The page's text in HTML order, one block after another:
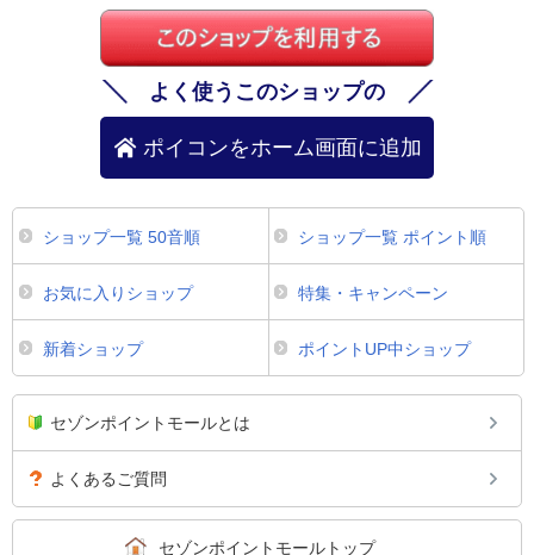
よく使うこのショップの
ポイコンをホーム画面に追加
ショップ一覧 50音順 ショップ一覧 ポイント順
お気に入りショップ 特集・キャンペーン
新着ショップ ポイントUP中ショップ
セゾンポイントモールとは
よくあるご質問
セゾンポイントモールトップ